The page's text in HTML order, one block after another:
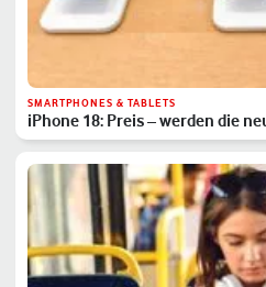
SMARTPHONES & TABLETS
iPhone 18: Preis – werden die